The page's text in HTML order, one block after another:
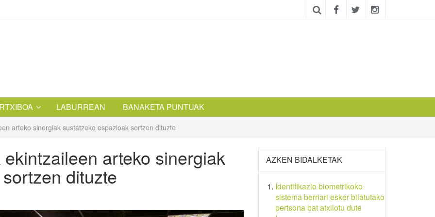
LABURREAN BANAKETA PUNTUAK
arteko sinergiak sustatzeko espazioak sortzen dituzte
arteko sinergiak
dituzte
AZKEN BIDALKETAK
Identifikazio biometrikoko
sistema berriari esker bilatutako
pertsona bat atxilotu dute